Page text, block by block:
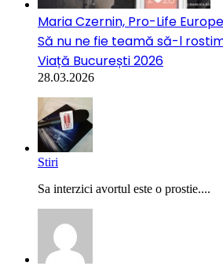
Maria Czernin, Pro-Life
Să nu ne fie teamă să-l
Viață București 2026
28.03.2026
Stiri
Sa interzici avortul este o prostie....